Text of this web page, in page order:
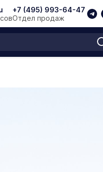
+7 (495) 993-64-47
Отдел продаж
каталогу